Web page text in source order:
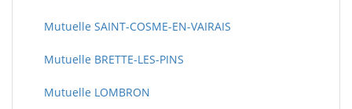
Mutuelle SAINT-COSME-EN-VAIRAIS
Mutuelle BRETTE-LES-PINS
Mutuelle LOMBRON